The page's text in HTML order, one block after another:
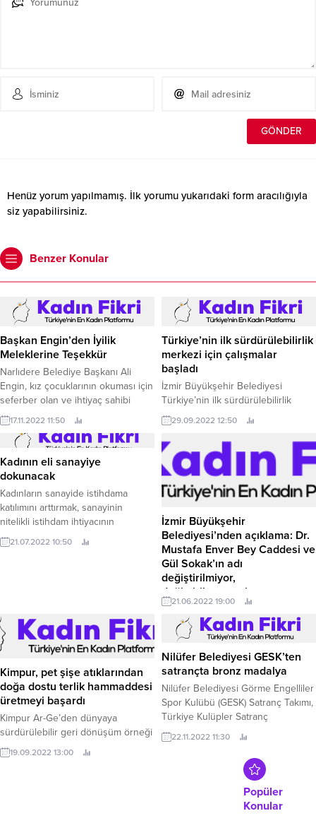
Henüz yorum yapılmamış. İlk yorumu yukarıdaki form aracılığıyla
siz yapabilirsiniz.
Benzer Konular
Başkan Engin’den İyilik
Meleklerine Teşekkür
Narlıdere Belediye Başkanı Ali
Engin, kız çocuklarının okuması için
seferber olan ve ihtiyaç sahibi
vatandaşların yardımına koşan iyilik
meleklerini ağırladı.
17.11.2022 11:50
Türkiye’nin ilk sürdürülebilirlik
merkezi için çalışmalar
başladı
İzmir Büyükşehir Belediyesi
Türkiye’nin ilk sürdürülebilirlik
merkezini kurmak için çalışmalara
başladı.
29.09.2022 12:50
Kadının eli sanayiye
dokunacak
Kadınların sanayide istihdama
katılımını arttırmak, sanayinin
nitelikli istihdam ihtiyacının
karşılanmasına katkı sağlamak
amacıyla başlatılan Sanayide Kadın
21.07.2022 10:50
İzmir Büyükşehir
Belediyesi’nden açıklama: Dr.
Mustafa Enver Bey Caddesi ve
Gül Sokak’ın adı
değiştirilmiyor,
değiştirilmeyecek
İzmir Büyükşehir Belediyesi’nden
açıklama: İzmir Büyükşehir
Belediyesi, bazı yayın organlarında
yer alan Alsancak’taki Gül Sokak’ın
adının Kolombiya, Dr.
21.06.2022 19:00
Kimpur, pet şişe atıklarından
doğa dostu terlik hammaddesi
üretmeyi başardı
Kimpur Ar-Ge’den dünyaya
sürdürülebilir geri dönüşüm örneği
Türkiye’nin yüzde yüz yerli
sermayeli poliüretan üreticisi
19.09.2022 13:00
Nilüfer Belediyesi GESK’ten
satrançta bronz madalya
Nilüfer Belediyesi Görme Engelliler
Spor Kulübü (GESK) Satranç Takımı,
Türkiye Kulüpler Satranç
Şampiyonası’nda üçüncü oldu.
22.11.2022 11:30
Popüler
Konular